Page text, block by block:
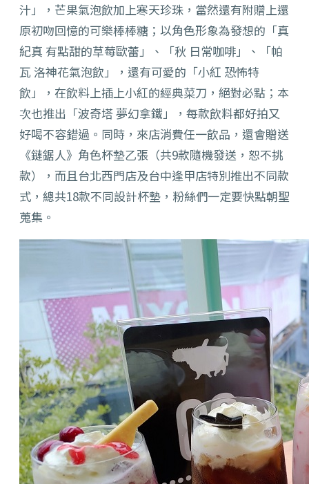
汁」，芒果氣泡飲加上寒天珍珠，當然還有附贈上還
原初吻回憶的可樂棒棒糖；以角色形象為發想的「真
紀真 有點甜的草莓歐蕾」、「秋 日常咖啡」、「帕
瓦 洛神花氣泡飲」，還有可愛的「小紅 恐怖特
飲」，在飲料上插上小紅的經典菜刀，絕對必點；本
次也推出「波奇塔 夢幻拿鐵」，每款飲料都好拍又
好喝不容錯過。同時，來店消費任一飲品，還會贈送
《鏈鋸人》角色杯墊乙張（共9款隨機發送，恕不挑
款），而且台北西門店及台中逢甲店特別推出不同款
式，總共18款不同設計杯墊，粉絲們一定要快點朝聖
蒐集。